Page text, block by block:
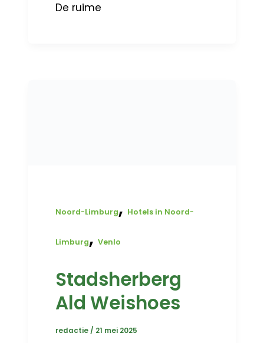
De ruime
Noord-Limburg, Hotels in Noord-
Limburg,Venlo
Stadsherberg
Ald Weishoes
redactie / 21 mei 2025